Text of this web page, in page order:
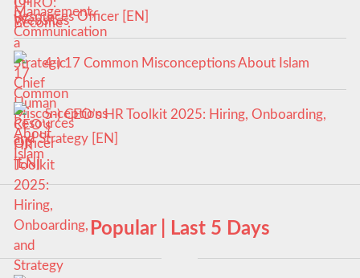
Resources Officer [EN]
4-) 17 Common Misconceptions About Islam
5-) CEO’s HR Toolkit 2025: Hiring, Onboarding,
and Strategy [EN]
Popular | Last 5 Days